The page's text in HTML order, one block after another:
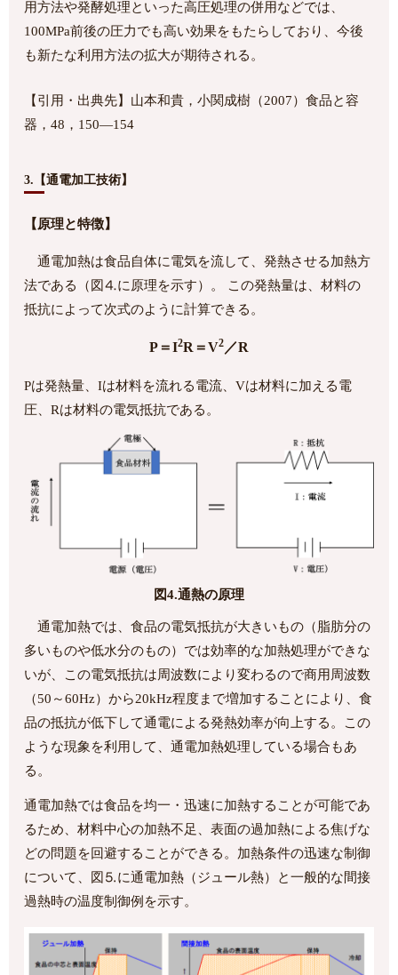
用方法や発酵処理といった高圧処理の併用などでは、
100MPa前後の圧力でも高い効果をもたらしており、今後
も新たな利用方法の拡大が期待される。
【引用・出典先】山本和貴，小関成樹（2007）食品と容
器，48，150―154
3.【通電加工技術】
【原理と特徴】
通電加熱は食品自体に電気を流して、発熱させる加熱方
法である（図⒋に原理を示す）。 この発熱量は、材料の
抵抗によって次式のように計算できる。
P＝I2R＝V2 ／R
Pは発熱量、Iは材料を流れる電流、Vは材料に加える電
圧、Rは材料の電気抵抗である。
図4.通熱の原理
通電加熱では、食品の電気抵抗が大きいもの（脂肪分の
多いものや低水分のもの）では効率的な加熱処理ができな
いが、この電気抵抗は周波数により変わるので商用周波数
（50～60Hz）から20kHz程度まで増加することにより、食
品の抵抗が低下して通電による発熱効率が向上する。この
ような現象を利用して、通電加熱処理している場合もあ
る。
通電加熱では食品を均一・迅速に加熱することが可能であ
るため、材料中心の加熱不足、表面の過加熱による焦げな
どの問題を回避することができる。加熱条件の迅速な制御
について、図⒌に通電加熱（ジュール熱）と一般的な間接
過熱時の温度制御例を示す。